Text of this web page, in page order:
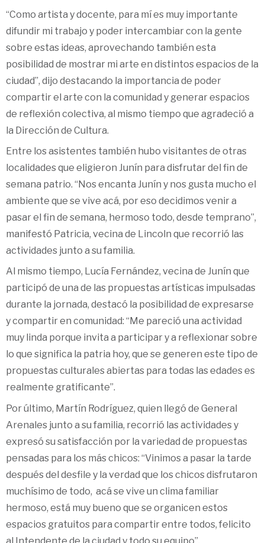
“Como artista y docente, para mí es muy importante
difundir mi trabajo y poder intercambiar con la gente
sobre estas ideas, aprovechando también esta
posibilidad de mostrar mi arte en distintos espacios de la
ciudad”, dijo destacando la importancia de poder
compartir el arte con la comunidad y generar espacios
de reflexión colectiva, al mismo tiempo que agradeció a
la Dirección de Cultura.
Entre los asistentes también hubo visitantes de otras
localidades que eligieron Junín para disfrutar del fin de
semana patrio. “Nos encanta Junín y nos gusta mucho el
ambiente que se vive acá, por eso decidimos venir a
pasar el fin de semana, hermoso todo, desde temprano”,
manifestó Patricia, vecina de Lincoln que recorrió las
actividades junto a su familia.
Al mismo tiempo, Lucía Fernández, vecina de Junín que
participó de una de las propuestas artísticas impulsadas
durante la jornada, destacó la posibilidad de expresarse
y compartir en comunidad: “Me pareció una actividad
muy linda porque invita a participar y a reflexionar sobre
lo que significa la patria hoy, que se generen este tipo de
propuestas culturales abiertas para todas las edades es
realmente gratificante”.
Por último, Martín Rodríguez, quien llegó de General
Arenales junto a su familia, recorrió las actividades y
expresó su satisfacción por la variedad de propuestas
pensadas para los más chicos: “Vinimos a pasar la tarde
después del desfile y la verdad que los chicos disfrutaron
muchísimo de todo, acá se vive un clima familiar
hermoso, está muy bueno que se organicen estos
espacios gratuitos para compartir entre todos, felicito
al Intendente de la ciudad y todo su equipo”.